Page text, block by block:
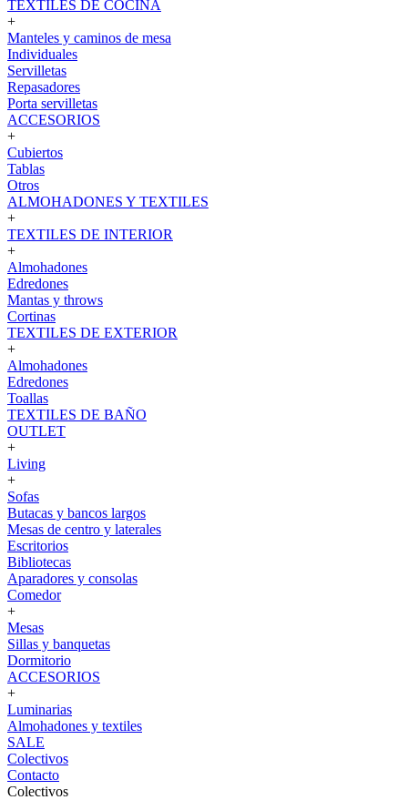
TEXTILES DE COCINA
+
Manteles y caminos de mesa
Individuales
Servilletas
Repasadores
Porta servilletas
ACCESORIOS
+
Cubiertos
Tablas
Otros
ALMOHADONES Y TEXTILES
+
TEXTILES DE INTERIOR
+
Almohadones
Edredones
Mantas y throws
Cortinas
TEXTILES DE EXTERIOR
+
Almohadones
Edredones
Toallas
TEXTILES DE BAÑO
OUTLET
+
Living
+
Sofas
Butacas y bancos largos
Mesas de centro y laterales
Escritorios
Bibliotecas
Aparadores y consolas
Comedor
+
Mesas
Sillas y banquetas
Dormitorio
ACCESORIOS
+
Luminarias
Almohadones y textiles
SALE
Colectivos
Contacto
Colectivos